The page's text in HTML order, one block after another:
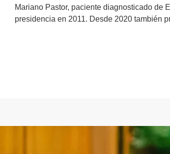
Mariano Pastor, paciente diagnosticado de
presidencia en 2011. Desde 2020 también